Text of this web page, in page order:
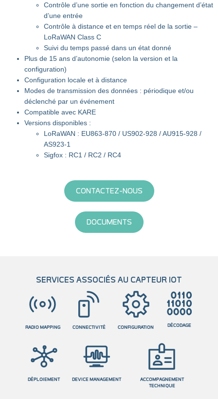
Contrôle d’une sortie en fonction du changement d’état
d’une entrée
Contrôle à distance et en temps réel de la sortie –
LoRaWAN Class C
Suivi du temps passé dans un état donné
Plus de 15 ans d’autonomie (selon la version et la
configuration)
Configuration locale et à distance
Modes de transmission des données : périodique et/ou
déclenché par un événement
Compatible avec KARE
Versions disponibles :
LoRaWAN : EU863-870 / US902-928 / AU915-928 /
AS923-1
Sigfox : RC1 / RC2 / RC4
CONTACTEZ-NOUS
DOCUMENTS
SERVICES ASSOCIÉS AU CAPTEUR IOT
RADIO MAPPING CONNECTIVITÉ CONFIGURATION DÉCODAGE
DÉPLOIEMENT DEVICE MANAGEMENT
ACCOMPAGNEMENT
TECHNIQUE